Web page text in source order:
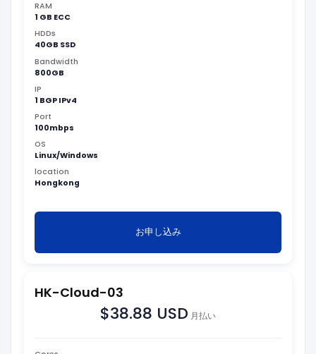
RAM
1 GB ECC
HDDs
40GB SSD
Bandwidth
800GB
IP
1 BGP IPv4
Port
100mbps
OS
Linux/Windows
location
Hongkong
お申し込み
HK-Cloud-03
$38.88 USD 月払い